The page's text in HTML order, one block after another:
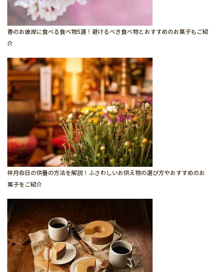
春のお彼岸に食べる食べ物5選！避けるべき食べ物とおすすめのお菓子もご紹
介
祥月命日の供養の方法を解説！ふさわしいお供え物の選び方やおすすめのお
菓子をご紹介